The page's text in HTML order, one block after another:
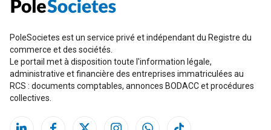
PoleSocietes est un service privé et indépendant du Registre du
commerce et des sociétés.
Le portail met à disposition toute l'information légale,
administrative et financière des entreprises immatriculées au
RCS : documents comptables, annonces BODACC et procédures
collectives.